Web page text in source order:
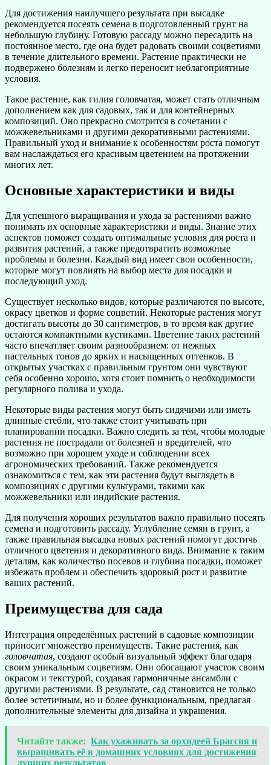
Для достижения наилучшего результата при высадке
рекомендуется посеять семена в подготовленный грунт на
небольшую глубину. Готовую рассаду можно пересадить на
постоянное место, где она будет радовать своими соцветиями
в течение длительного времени. Растение практически не
подвержено болезням и легко переносит неблагоприятные
условия.
Такое растение, как гилия головчатая, может стать отличным
дополнением как для садовых, так и для контейнерных
композиций. Оно прекрасно смотрится в сочетании с
можжевельниками и другими декоративными растениями.
Правильный уход и внимание к особенностям роста помогут
вам наслаждаться его красивым цветением на протяжении
многих лет.
Основные характеристики и виды
Для успешного выращивания и ухода за растениями важно
понимать их основные характеристики и виды. Знание этих
аспектов поможет создать оптимальные условия для роста и
развития растений, а также предотвратить возможные
проблемы и болезни. Каждый вид имеет свои особенности,
которые могут повлиять на выбор места для посадки и
последующий уход.
Существует несколько видов, которые различаются по высоте,
окрасу цветков и форме соцветий. Некоторые растения могут
достигать высоты до 30 сантиметров, в то время как другие
остаются компактными кустиками. Цветение таких растений
часто впечатляет своим разнообразием: от нежных
пастельных тонов до ярких и насыщенных оттенков. В
открытых участках с правильным грунтом они чувствуют
себя особенно хорошо, хотя стоит помнить о необходимости
регулярного полива и ухода.
Некоторые виды растения могут быть сидячими или иметь
длинные стебли, что также стоит учитывать при
планировании посадки. Важно следить за тем, чтобы молодые
растения не пострадали от болезней и вредителей, что
возможно при хорошем уходе и соблюдении всех
агрономических требований. Также рекомендуется
ознакомиться с тем, как эти растения будут выглядеть в
композициях с другими культурами, такими как
можжевельники или индийские растения.
Для получения хороших результатов важно правильно посеять
семена и подготовить рассаду. Углубление семян в грунт, а
также правильная высадка новых растений помогут достичь
отличного цветения и декоративного вида. Внимание к таким
деталям, как количество посевов и глубина посадки, поможет
избежать проблем и обеспечить здоровый рост и развитие
ваших растений.
Преимущества для сада
Интеграция определённых растений в садовые композиции
приносит множество преимуществ. Такие растения, как
головчатая, создают особый визуальный эффект благодаря
своим уникальным соцветиям. Они обогащают участок своим
окрасом и текстурой, создавая гармоничные ансамбли с
другими растениями. В результате, сад становится не только
более эстетичным, но и более функциональным, предлагая
дополнительные элементы для дизайна и украшения.
Читайте также: Как ухаживать за орхидеей Брассия и
выращивать её в домашних условиях для достижения